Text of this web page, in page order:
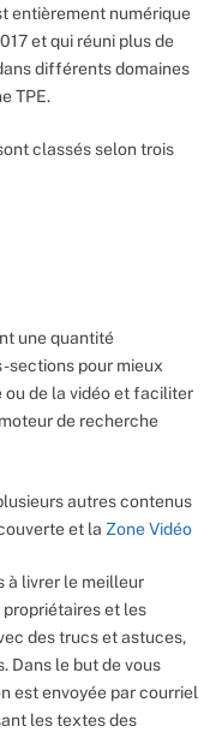
entièrement numérique
et qui réuni plus de
différents domaines
TPE.
classés selon trois
une quantité
sections pour mieux
de la vidéo et faciliter
de recherche
autres contenus
et la Zone Vidéo
à livrer le meilleur
et les
des trucs et astuces,
Dans le but de vous
est envoyée par courriel
les textes des